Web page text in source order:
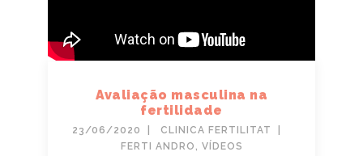
Avaliação masculina na
fertilidade
23/06/2020
CLINICA FERTILITAT
FERTI ANDRO, VÍDEOS